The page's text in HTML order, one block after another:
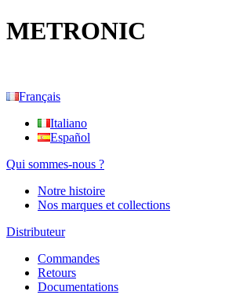
METRONIC
Français
Italiano
Español
Qui sommes-nous ?
Notre histoire
Nos marques et collections
Distributeur
Commandes
Retours
Documentations